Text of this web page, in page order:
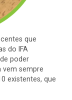
que
do IFA
poder
vem sempre
existentes, que